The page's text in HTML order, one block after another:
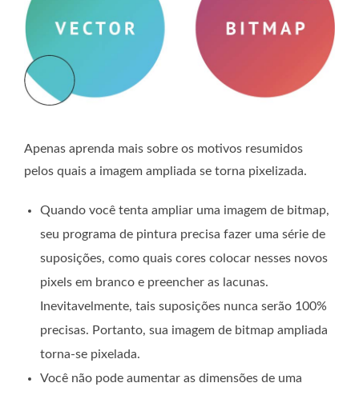
Apenas aprenda mais sobre os motivos resumidos
pelos quais a imagem ampliada se torna pixelizada.
Quando você tenta ampliar uma imagem de bitmap,
seu programa de pintura precisa fazer uma série de
suposições, como quais cores colocar nesses novos
pixels em branco e preencher as lacunas.
Inevitavelmente, tais suposições nunca serão 100%
precisas. Portanto, sua imagem de bitmap ampliada
torna-se pixelada.
Você não pode aumentar as dimensões de uma